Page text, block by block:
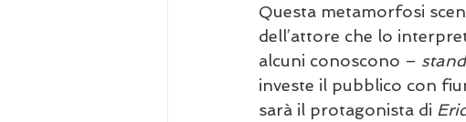
Questa metamorfosi
dell’attore che lo
alcuni conoscono –
investe il pubblico con
sarà il protagonista di